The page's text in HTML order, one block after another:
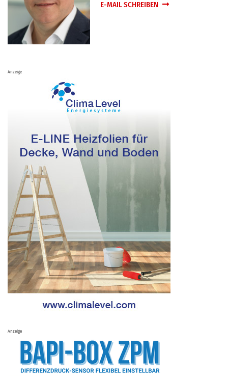
E-MAIL SCHREIBEN
Anzeige
Anzeige